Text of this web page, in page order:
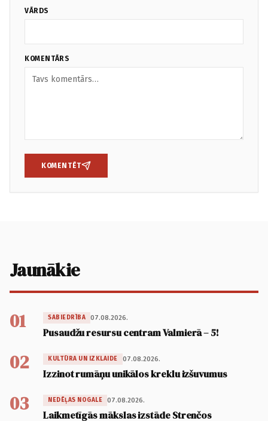
VĀRDS
KOMENTĀRS
KOMENTĒT
Jaunākie
01 SABIEDRĪBA 07.08.2026.
Pusaudžu resursu centram Valmierā – 5!
02 KULTŪRA UN IZKLAIDE 07.08.2026.
Izzinot rumāņu unikālos kreklu izšuvumus
03 NEDĒĻAS NOGALE 07.08.2026.
Laikmetīgās mākslas izstāde Strenčos